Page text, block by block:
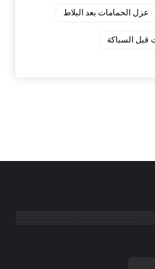
عزل الحمامات بعد البلاط
قبل السباكة